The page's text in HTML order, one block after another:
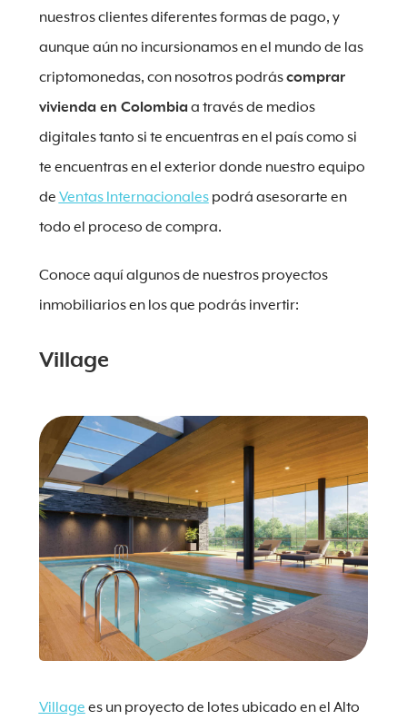
nuestros clientes diferentes formas de pago, y
aunque aún no incursionamos en el mundo de las
criptomonedas, con nosotros podráscomprar
vivienda en Colombia a través de medios
digitales tanto si te encuentras en el país como si
te encuentras en el exterior donde nuestro equipo
de Ventas Internacionalespodrá asesorarte en
todo el proceso de compra.
Conoce aquí algunos de nuestros proyectos
inmobiliarios en los que podrás invertir:
Village
Village es un proyecto de lotes ubicado en el Alto